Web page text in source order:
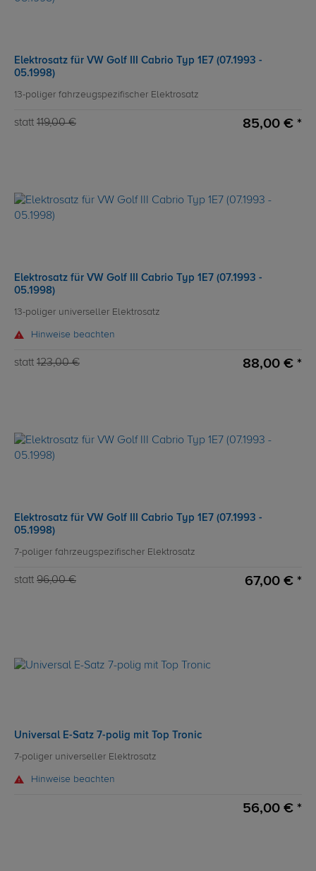
Elektrosatz für VW Golf III Cabrio Typ 1E7 (07.1993 -
05.1998)
13-poliger fahrzeugspezifischer Elektrosatz
statt 119,00 € 85,00 € *
Elektrosatz für VW Golf III Cabrio Typ 1E7 (07.1993 -
05.1998)
13-poliger universeller Elektrosatz
Hinweise beachten
statt 123,00 € 88,00 € *
Elektrosatz für VW Golf III Cabrio Typ 1E7 (07.1993 -
05.1998)
7-poliger fahrzeugspezifischer Elektrosatz
statt 96,00 € 67,00 € *
Universal E-Satz 7-polig mit Top Tronic
7-poliger universeller Elektrosatz
Hinweise beachten
56,00 € *